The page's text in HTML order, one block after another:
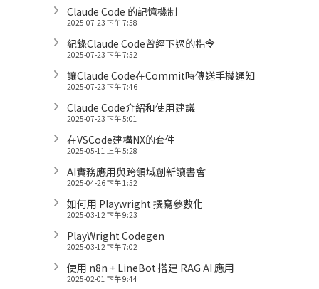
Claude Code 的記憶機制
2025-07-23 下午 7:58
紀錄Claude Code曾經下過的指令
2025-07-23 下午 7:52
讓Claude Code在Commit時傳送手機通知
2025-07-23 下午 7:46
Claude Code介紹和使用建議
2025-07-23 下午 5:01
在VSCode建構NX的套件
2025-05-11 上午 5:28
AI實務應用與跨領域創新讀書會
2025-04-26 下午 1:52
如何用 Playwright 撰寫參數化
2025-03-12 下午 9:23
PlayWright Codegen
2025-03-12 下午 7:02
使用 n8n + LineBot 搭建 RAG AI 應用
2025-02-01 下午 9:44